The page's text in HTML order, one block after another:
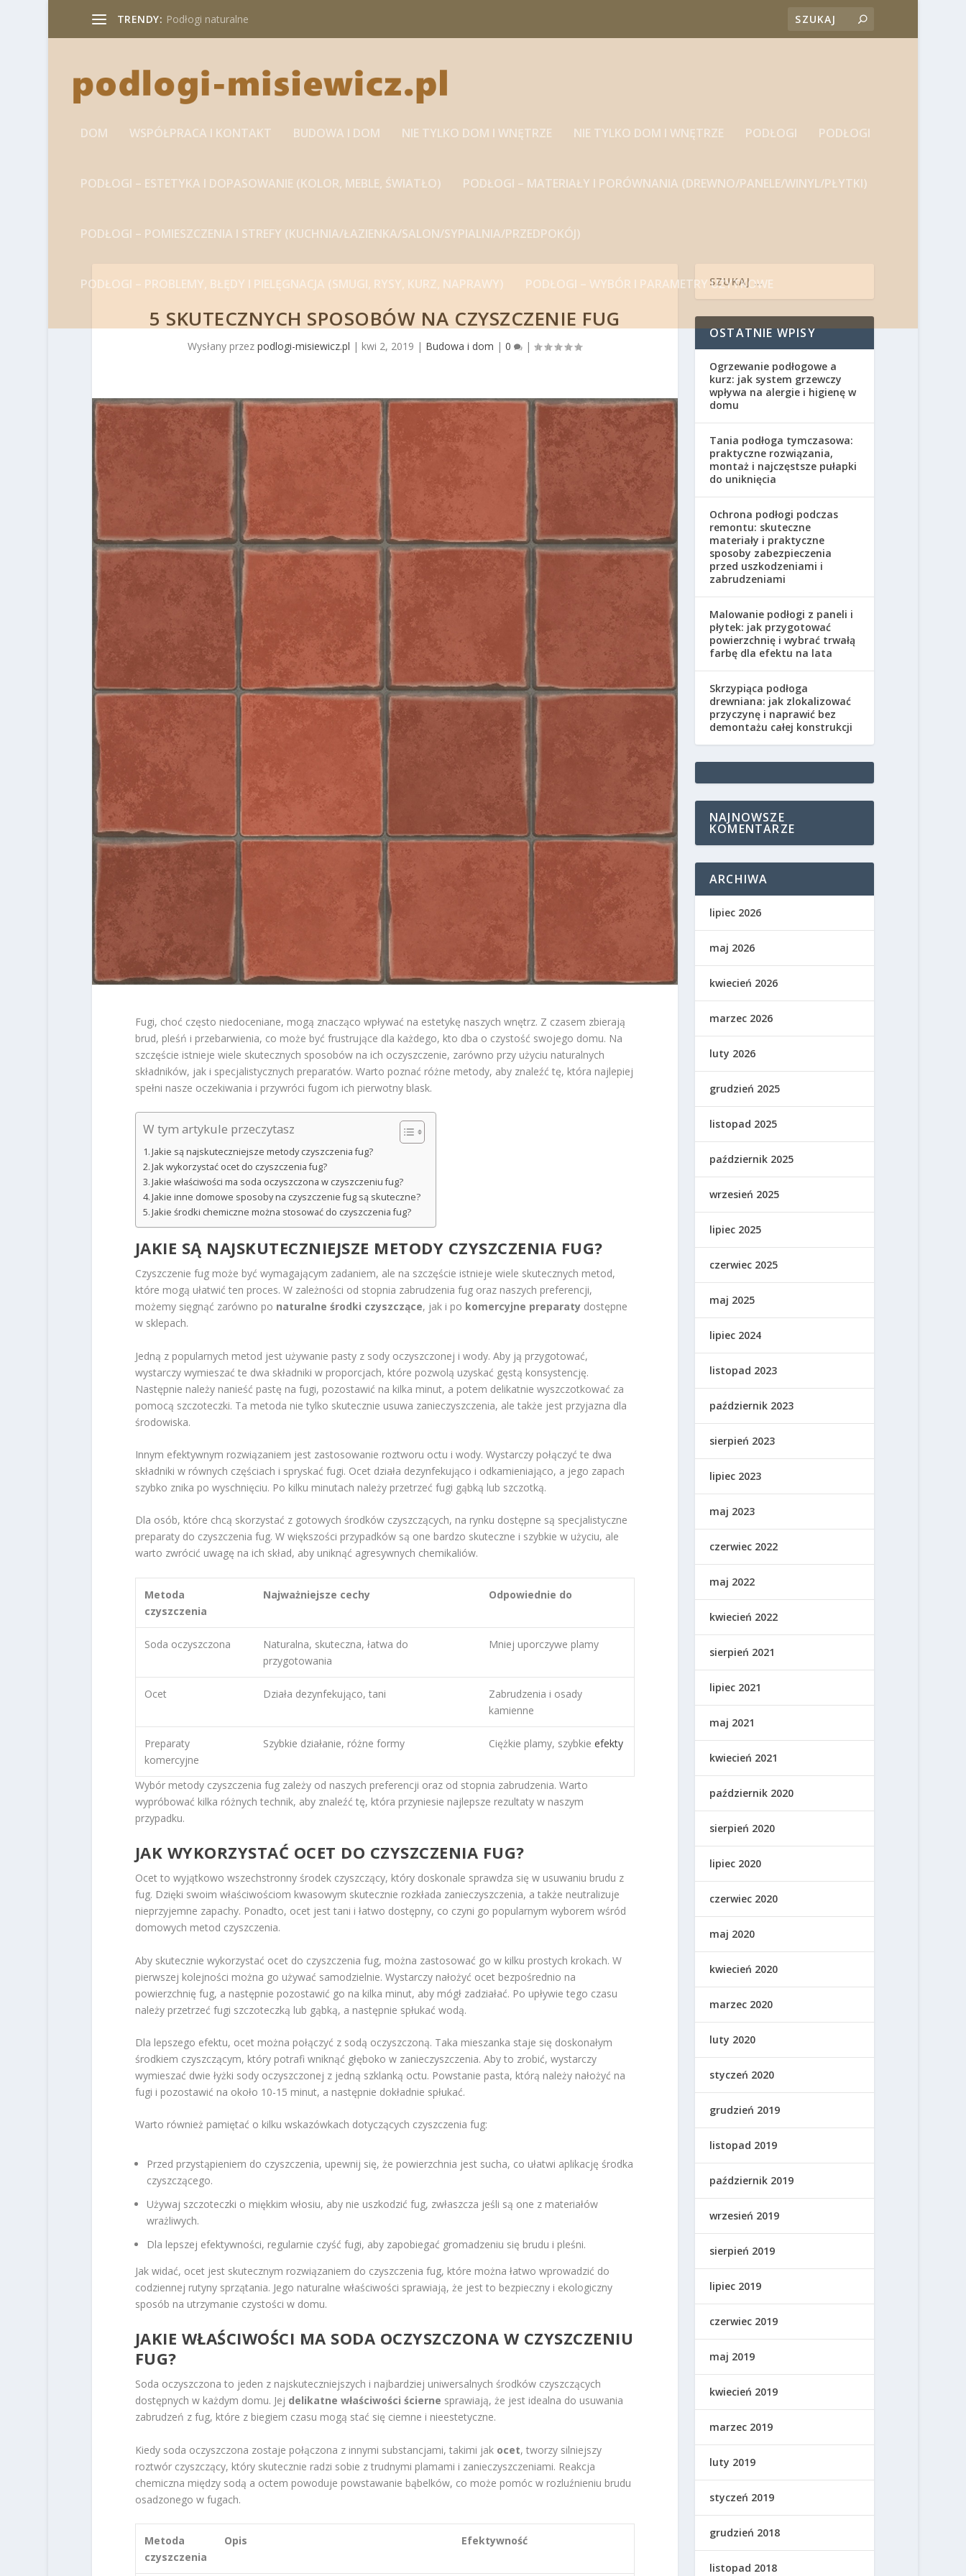
TRENDY: Podłogi naturalne
DOM WSPÓŁPRACA I KONTAKT BUDOWA I DOM NIE TYLKO DOM I WNĘTRZE NIE TYLKO DOM I WNĘTRZE PODŁOGI PODŁOGI
PODŁOGI – ESTETYKA I DOPASOWANIE (KOLOR, MEBLE, ŚWIATŁO) PODŁOGI – MATERIAŁY I PORÓWNANIA (DREWNO/PANELE/WINYL/PŁYTKI)
PODŁOGI – POMIESZCZENIA I STREFY (KUCHNIA/ŁAZIENKA/SALON/SYPIALNIA/PRZEDPOKÓJ)
PODŁOGI – PROBLEMY, BŁĘDY I PIELĘGNACJA (SMUGI, RYSY, KURZ, NAPRAWY) PODŁOGI – WYBÓR I PARAMETRY UŻYTKOWE
5 SKUTECZNYCH SPOSOBÓW NA CZYSZCZENIE FUG
Wysłany przezpodlogi-misiewicz.pl | kwi 2, 2019 | Budowa i dom |0 |
Fugi, choć często niedoceniane, mogą znacząco wpływać na estetykę naszych wnętrz. Z czasem zbierają
brud, pleśń i przebarwienia, co może być frustrujące dla każdego, kto dba o czystość swojego domu. Na
szczęście istnieje wiele skutecznych sposobów na ich oczyszczenie, zarówno przy użyciu naturalnych
składników, jak i specjalistycznych preparatów. Warto poznać różne metody, aby znaleźć tę, która najlepiej
spełni nasze oczekiwania i przywróci fugom ich pierwotny blask.
W tym artykule przeczytasz
Jakie są najskuteczniejsze metody czyszczenia fug?
Jak wykorzystać ocet do czyszczenia fug?
Jakie właściwości ma soda oczyszczona w czyszczeniu fug?
Jakie inne domowe sposoby na czyszczenie fug są skuteczne?
Jakie środki chemiczne można stosować do czyszczenia fug?
JAKIE SĄ NAJSKUTECZNIEJSZE METODY CZYSZCZENIA FUG?
Czyszczenie fug może być wymagającym zadaniem, ale na szczęście istnieje wiele skutecznych metod,
które mogą ułatwić ten proces. W zależności od stopnia zabrudzenia fug oraz naszych preferencji,
możemy sięgnąć zarówno po naturalne środki czyszczące, jak i po komercyjne preparatydostępne
w sklepach.
Jedną z popularnych metod jest używanie pasty z sody oczyszczonej i wody. Aby ją przygotować,
wystarczy wymieszać te dwa składniki w proporcjach, które pozwolą uzyskać gęstą konsystencję.
Następnie należy nanieść pastę na fugi, pozostawić na kilka minut, a potem delikatnie wyszczotkować za
pomocą szczoteczki. Ta metoda nie tylko skutecznie usuwa zanieczyszczenia, ale także jest przyjazna dla
środowiska.
Innym efektywnym rozwiązaniem jest zastosowanie roztworu octu i wody. Wystarczy połączyć te dwa
składniki w równych częściach i spryskać fugi. Ocet działa dezynfekująco i odkamieniająco, a jego zapach
szybko znika po wyschnięciu. Po kilku minutach należy przetrzeć fugi gąbką lub szczotką.
Dla osób, które chcą skorzystać z gotowych środków czyszczących, na rynku dostępne są specjalistyczne
preparaty do czyszczenia fug. W większości przypadków są one bardzo skuteczne i szybkie w użyciu, ale
warto zwrócić uwagę na ich skład, aby uniknąć agresywnych chemikaliów.
Metoda
czyszczenia
Najważniejsze cechy Odpowiednie do
Soda oczyszczona
Naturalna, skuteczna, łatwa do
przygotowania
Mniej uporczywe plamy
Ocet Działa dezynfekująco, tani
Zabrudzenia i osady
kamienne
Preparaty
komercyjne
Szybkie działanie, różne formy Ciężkie plamy, szybkie efekty
Wybór metody czyszczenia fug zależy od naszych preferencji oraz od stopnia zabrudzenia. Warto
wypróbować kilka różnych technik, aby znaleźć tę, która przyniesie najlepsze rezultaty w naszym
przypadku.
JAK WYKORZYSTAĆ OCET DO CZYSZCZENIA FUG?
Ocet to wyjątkowo wszechstronny środek czyszczący, który doskonale sprawdza się w usuwaniu brudu z
fug. Dzięki swoim właściwościom kwasowym skutecznie rozkłada zanieczyszczenia, a także neutralizuje
nieprzyjemne zapachy. Ponadto, ocet jest tani i łatwo dostępny, co czyni go popularnym wyborem wśród
domowych metod czyszczenia.
Aby skutecznie wykorzystać ocet do czyszczenia fug, można zastosować go w kilku prostych krokach. W
pierwszej kolejności można go używać samodzielnie. Wystarczy nałożyć ocet bezpośrednio na
powierzchnię fug, a następnie pozostawić go na kilka minut, aby mógł zadziałać. Po upływie tego czasu
należy przetrzeć fugi szczoteczką lub gąbką, a następnie spłukać wodą.
Dla lepszego efektu, ocet można połączyć z sodą oczyszczoną. Taka mieszanka staje się doskonałym
środkiem czyszczącym, który potrafi wniknąć głęboko w zanieczyszczenia. Aby to zrobić, wystarczy
wymieszać dwie łyżki sody oczyszczonej z jedną szklanką octu. Powstanie pasta, którą należy nałożyć na
fugi i pozostawić na około 10-15 minut, a następnie dokładnie spłukać.
Warto również pamiętać o kilku wskazówkach dotyczących czyszczenia fug:
Przed przystąpieniem do czyszczenia, upewnij się, że powierzchnia jest sucha, co ułatwi aplikację środka
czyszczącego.
Używaj szczoteczki o miękkim włosiu, aby nie uszkodzić fug, zwłaszcza jeśli są one z materiałów
wrażliwych.
Dla lepszej efektywności, regularnie czyść fugi, aby zapobiegać gromadzeniu się brudu i pleśni.
Jak widać, ocet jest skutecznym rozwiązaniem do czyszczenia fug, które można łatwo wprowadzić do
codziennej rutyny sprzątania. Jego naturalne właściwości sprawiają, że jest to bezpieczny i ekologiczny
sposób na utrzymanie czystości w domu.
JAKIE WŁAŚCIWOŚCI MA SODA OCZYSZCZONA W CZYSZCZENIU
FUG?
Soda oczyszczona to jeden z najskuteczniejszych i najbardziej uniwersalnych środków czyszczących
dostępnych w każdym domu. Jej delikatne właściwości ścierne sprawiają, że jest idealna do usuwania
zabrudzeń z fug, które z biegiem czasu mogą stać się ciemne i nieestetyczne.
Kiedy soda oczyszczona zostaje połączona z innymi substancjami, takimi jak ocet, tworzy silniejszy
roztwór czyszczący, który skutecznie radzi sobie z trudnymi plamami i zanieczyszczeniami. Reakcja
chemiczna między sodą a octem powoduje powstawanie bąbelków, co może pomóc w rozluźnieniu brudu
osadzonego w fugach.
Metoda
czyszczenia
Opis Efektywność
OSTATNIE WPISY
Ogrzewanie podłogowe a
kurz: jak system grzewczy
wpływa na alergie i higienę w
domu
Tania podłoga tymczasowa:
praktyczne rozwiązania,
montaż i najczęstsze pułapki
do uniknięcia
Ochrona podłogi podczas
remontu: skuteczne
materiały i praktyczne
sposoby zabezpieczenia
przed uszkodzeniami i
zabrudzeniami
Malowanie podłogi z paneli i
płytek: jak przygotować
powierzchnię i wybrać trwałą
farbę dla efektu na lata
Skrzypiąca podłoga
drewniana: jak zlokalizować
przyczynę i naprawić bez
demontażu całej konstrukcji
NAJNOWSZE
KOMENTARZE
ARCHIWA
lipiec 2026
maj 2026
kwiecień 2026
marzec 2026
luty 2026
grudzień 2025
listopad 2025
październik 2025
wrzesień 2025
lipiec 2025
czerwiec 2025
maj 2025
lipiec 2024
listopad 2023
październik 2023
sierpień 2023
lipiec 2023
maj 2023
czerwiec 2022
maj 2022
kwiecień 2022
sierpień 2021
lipiec 2021
maj 2021
kwiecień 2021
październik 2020
sierpień 2020
lipiec 2020
czerwiec 2020
maj 2020
kwiecień 2020
marzec 2020
luty 2020
styczeń 2020
grudzień 2019
listopad 2019
październik 2019
wrzesień 2019
sierpień 2019
lipiec 2019
czerwiec 2019
maj 2019
kwiecień 2019
marzec 2019
luty 2019
styczeń 2019
grudzień 2018
listopad 2018